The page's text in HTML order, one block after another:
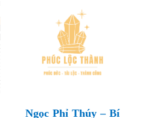
Ngọc Phỉ Thúy – Bí